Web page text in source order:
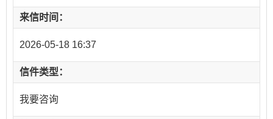
来信时间：
2026-05-18 16:37
信件类型：
我要咨询